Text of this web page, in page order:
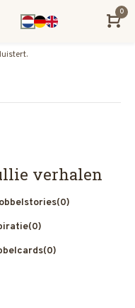
0
verhalen
(0)
(0)
(0)